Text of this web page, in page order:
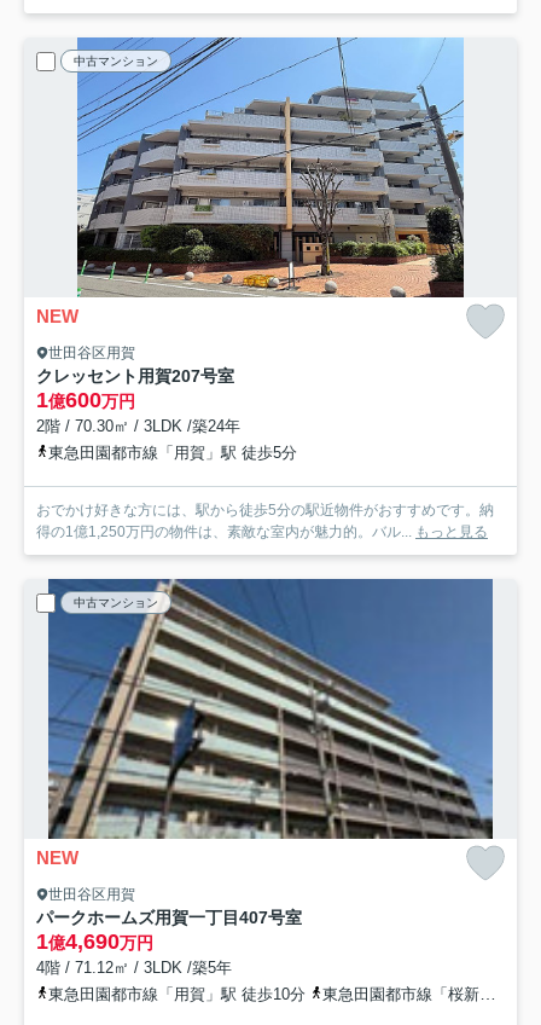
中古マンション
NEW
世田谷区用賀
クレッセント用賀207号室
1億600万円
2階 / 70.30㎡ / 3LDK /築24年
東急田園都市線「用賀」駅 徒歩5分
おでかけ好きな方には、駅から徒歩5分の駅近物件がおすすめです。納
得の1億1,250万円の物件は、素敵な室内が魅力的。バル... もっと見る
中古マンション
NEW
世田谷区用賀
パークホームズ用賀一丁目407号室
1億4,690万円
4階 / 71.12㎡ / 3LDK /築5年
東急田園都市線「用賀」駅 徒歩10分
東急田園都市線「桜新町」駅 徒歩19分